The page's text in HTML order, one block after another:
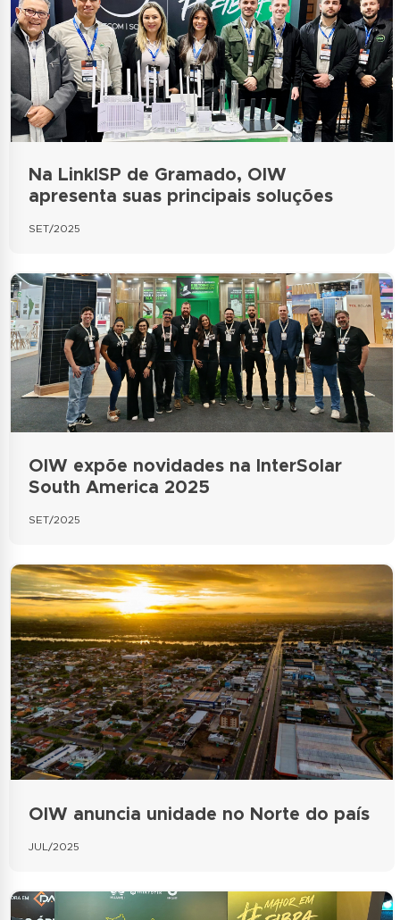
Na LinkISP de Gramado, OIW
apresenta suas principais soluções
SET/2025
OIW expõe novidades na InterSolar
South America 2025
SET/2025
OIW anuncia unidade no Norte do país
JUL/2025